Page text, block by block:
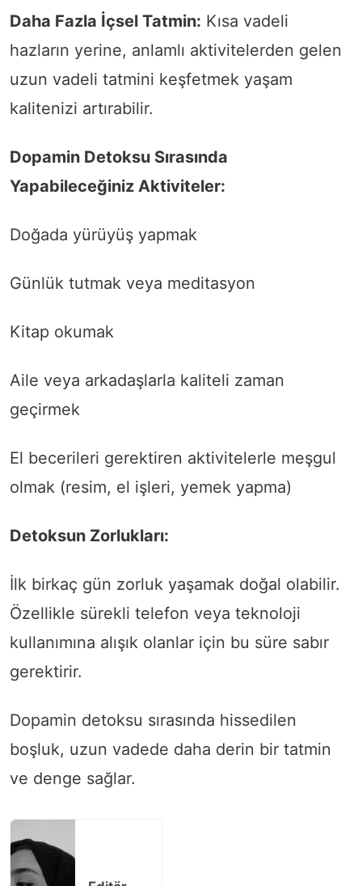
Daha Fazla İçsel Tatmin: Kısa vadeli
hazların yerine, anlamlı aktivitelerden gelen
uzun vadeli tatmini keşfetmek yaşam
kalitenizi artırabilir.
Dopamin Detoksu Sırasında
Yapabileceğiniz Aktiviteler:
Doğada yürüyüş yapmak
Günlük tutmak veya meditasyon
Kitap okumak
Aile veya arkadaşlarla kaliteli zaman
geçirmek
El becerileri gerektiren aktivitelerle meşgul
olmak (resim, el işleri, yemek yapma)
Detoksun Zorlukları:
İlk birkaç gün zorluk yaşamak doğal olabilir.
Özellikle sürekli telefon veya teknoloji
kullanımına alışık olanlar için bu süre sabır
gerektirir.
Dopamin detoksu sırasında hissedilen
boşluk, uzun vadede daha derin bir tatmin
ve denge sağlar.